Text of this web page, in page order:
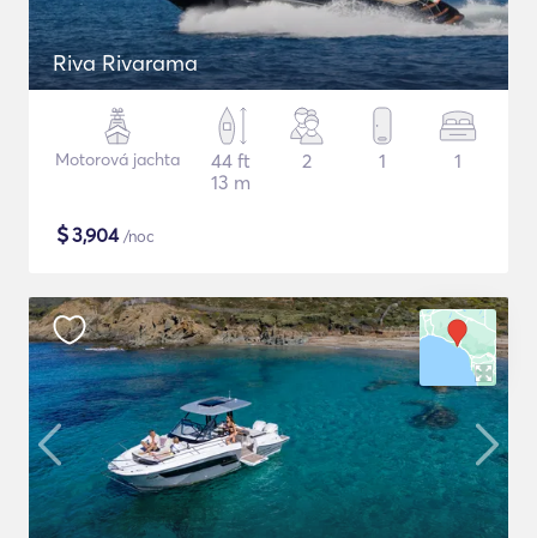
Riva Rivarama
Motorová jachta
44 ft
13 m
2 1 1
$3,904/noc